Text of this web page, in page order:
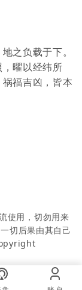
之负载于下。
曜以经纬所
福吉凶，皆本
使用，切勿用来
切后果由其自己